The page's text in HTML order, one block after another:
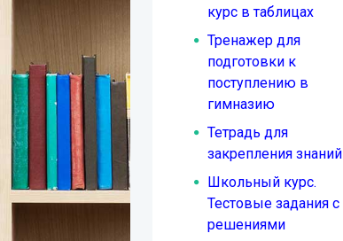
курс в таблицах
Тренажер для
подготовки к
поступлению в
гимназию
Тетрадь для
закрепления знаний
Школьный курс.
Тестовые задания с
решениями